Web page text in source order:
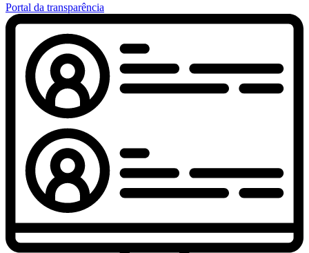
Portal da transparência